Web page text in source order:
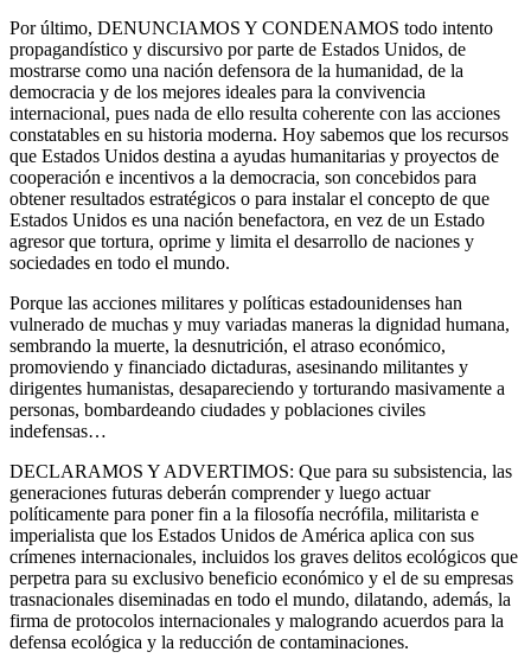
Por último, DENUNCIAMOS Y CONDENAMOS todo intento
propagandístico y discursivo por parte de Estados Unidos, de
mostrarse como una nación defensora de la humanidad, de la
democracia y de los mejores ideales para la convivencia
internacional, pues nada de ello resulta coherente con las acciones
constatables en su historia moderna. Hoy sabemos que los recursos
que Estados Unidos destina a ayudas humanitarias y proyectos de
cooperación e incentivos a la democracia, son concebidos para
obtener resultados estratégicos o para instalar el concepto de que
Estados Unidos es una nación benefactora, en vez de un Estado
agresor que tortura, oprime y limita el desarrollo de naciones y
sociedades en todo el mundo.
Porque las acciones militares y políticas estadounidenses han
vulnerado de muchas y muy variadas maneras la dignidad humana,
sembrando la muerte, la desnutrición, el atraso económico,
promoviendo y financiado dictaduras, asesinando militantes y
dirigentes humanistas, desapareciendo y torturando masivamente a
personas, bombardeando ciudades y poblaciones civiles
indefensas…
DECLARAMOS Y ADVERTIMOS: Que para su subsistencia, las
generaciones futuras deberán comprender y luego actuar
políticamente para poner fin a la filosofía necrófila, militarista e
imperialista que los Estados Unidos de América aplica con sus
crímenes internacionales, incluidos los graves delitos ecológicos que
perpetra para su exclusivo beneficio económico y el de su empresas
trasnacionales diseminadas en todo el mundo, dilatando, además, la
firma de protocolos internacionales y malogrando acuerdos para la
defensa ecológica y la reducción de contaminaciones.